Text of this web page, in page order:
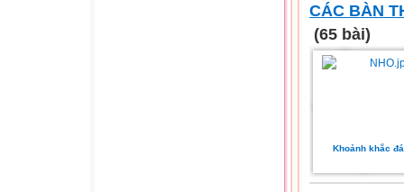
CÁC BÀN
(65 bài)
Khoảnh khắc